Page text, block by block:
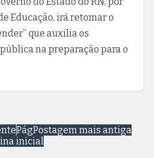
Educação, irá retomar o
que auxilia os
na preparação para o
Postagem mais antiga
Pág
ina inicial